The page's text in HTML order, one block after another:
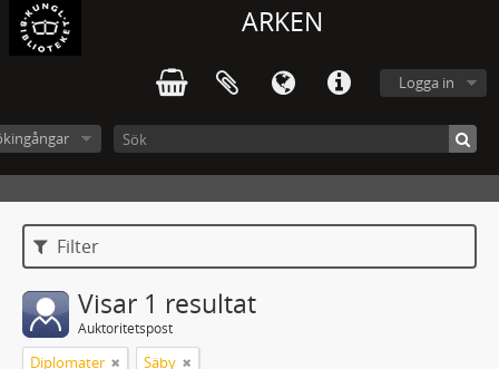
ARKEN
Logga in
Filter
Visar 1 resultat
Auktoritetspost
Diplomater Säby